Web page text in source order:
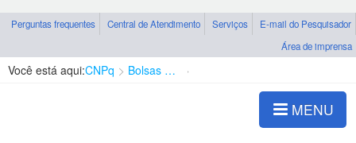
Perguntas frequentes Central de Atendimento Serviços
E-mail do Pesquisador
Área de imprensa
Você está aqui:CNPq Bolsas e Auxílios Vigentes
MENU